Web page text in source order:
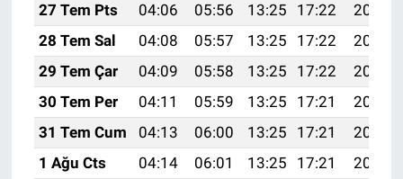
27 Tem Pts
04:06 05:56 13:25 17:22
20:45
28 Tem Sal
04:08 05:57 13:25 17:22
20:44
29 Tem Çar
04:09 05:58 13:25 17:22
20:43
30 Tem Per
04:11 05:59 13:25 17:21
20:42
31 Tem Cum
04:13 06:00 13:25 17:21
20:41
1 Ağu Cts
04:14 06:01 13:25 17:21
20:40